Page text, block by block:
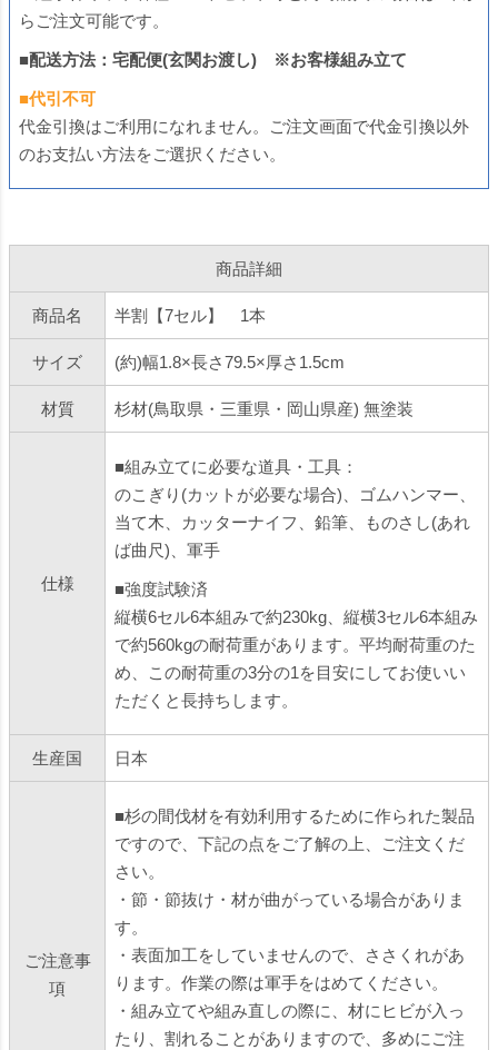
らご注文可能です。
■配送方法：宅配便(玄関お渡し) ※お客様組み立て
■代引不可
代金引換はご利用になれません。ご注文画面で代金引換以外
のお支払い方法をご選択ください。
商品詳細
商品名 半割【7セル】 1本
サイズ (約)幅1.8×長さ79.5×厚さ1.5cm
材質 杉材(鳥取県・三重県・岡山県産) 無塗装
仕様
■組み立てに必要な道具・工具：
のこぎり(カットが必要な場合)、ゴムハンマー、
当て木、カッターナイフ、鉛筆、ものさし(あれ
ば曲尺)、軍手
■強度試験済
縦横6セル6本組みで約230kg、縦横3セル6本組み
で約560kgの耐荷重があります。平均耐荷重のた
め、この耐荷重の3分の1を目安にしてお使いい
ただくと長持ちします。
生産国 日本
ご注意事
項
■杉の間伐材を有効利用するために作られた製品
ですので、下記の点をご了解の上、ご注文くだ
さい。
・節・節抜け・材が曲がっている場合がありま
す。
・表面加工をしていませんので、ささくれがあ
ります。作業の際は軍手をはめてください。
・組み立てや組み直しの際に、材にヒビが入っ
たり、割れることがありますので、多めにご注